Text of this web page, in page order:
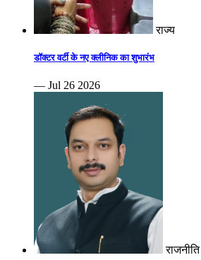
राज्य
डॉक्टर वर्टी के नए क्लीनिक का शुभारंभ
— Jul 26 2026
राजनीति